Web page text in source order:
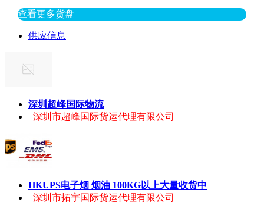
查看更多货盘
供应信息
深圳超峰国际物流
深圳市超峰国际货运代理有限公司
HKUPS电子烟 烟油 100KG以上大量收货中
深圳市拓宇国际货运代理有限公司